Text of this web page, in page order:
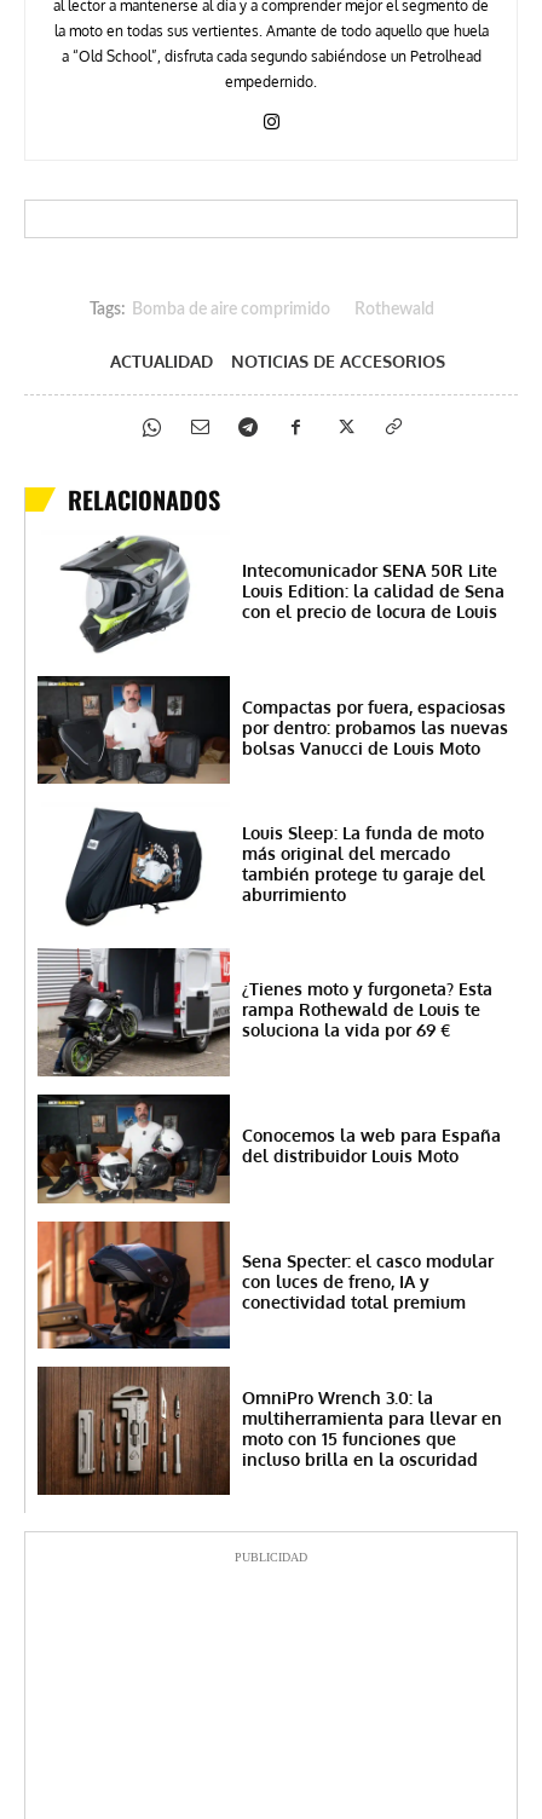
al lector a mantenerse al día y a comprender mejor el segmento de
la moto en todas sus vertientes. Amante de todo aquello que huela
a “Old School”, disfruta cada segundo sabiéndose un Petrolhead
empedernido.
Tags: Bomba de aire comprimido Rothewald
ACTUALIDAD NOTICIAS DE ACCESORIOS
RELACIONADOS
Intecomunicador SENA 50R Lite
Louis Edition: la calidad de Sena
con el precio de locura de Louis
Compactas por fuera, espaciosas
por dentro: probamos las nuevas
bolsas Vanucci de Louis Moto
Louis Sleep: La funda de moto
más original del mercado
también protege tu garaje del
aburrimiento
¿Tienes moto y furgoneta? Esta
rampa Rothewald de Louis te
soluciona la vida por 69 €
Conocemos la web para España
del distribuidor Louis Moto
Sena Specter: el casco modular
con luces de freno, IA y
conectividad total premium
OmniPro Wrench 3.0: la
multiherramienta para llevar en
moto con 15 funciones que
incluso brilla en la oscuridad
PUBLICIDAD